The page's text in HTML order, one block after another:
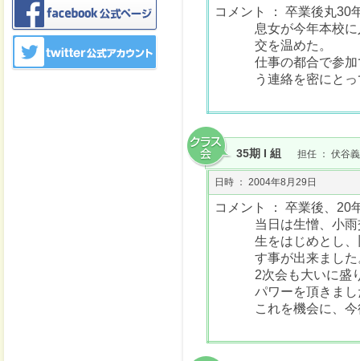
コメント ： 卒業後丸30
息女が今年本校
交を温めた。
仕事の都合で参
う連絡を密にと
35期 I 組 担任 ： 伏谷
日時 ： 2004年8月29日
コメント ： 卒業後、20
当日は生憎、小
生をはじめとし
す事が出来ました
2次会も大いに盛
パワーを頂きま
これを機会に、